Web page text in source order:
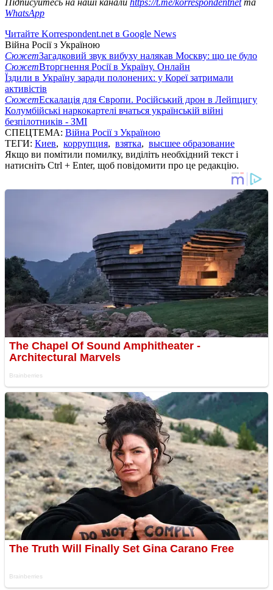
WhatsApp
Читайте Korrespondent.net в Google News
Війна Росії з Україною
СюжетЗагадковий звук вибуху налякав Москву: що це було
СюжетВторгнення Росії в Україну. Онлайн
Їздили в Україну заради полонених: у Кореї затримали
активістів
СюжетЕскалація для Європи. Російський дрон в Лейпцигу
Колумбійські наркокартелі вчаться українській війні
безпілотників - ЗМІ
СПЕЦТЕМА: Війна Росії з Україною
ТЕГИ: Киев, коррупция, взятка, высшее образование
Якщо ви помітили помилку, виділіть необхідний текст і
натисніть Ctrl + Enter, щоб повідомити про це редакцію.